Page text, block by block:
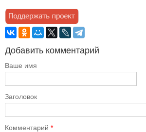
Добавить комментарий
Ваше имя
Заголовок
Комментарий *